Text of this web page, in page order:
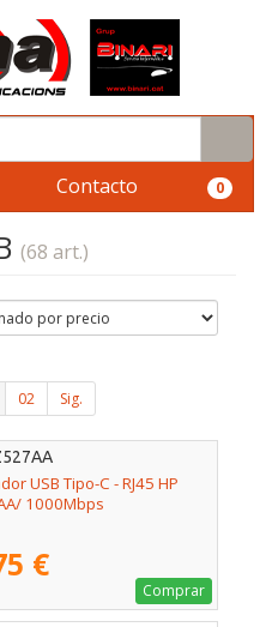
Contacto 0
(68 art.)
02 Sig.
USB Tipo-C - RJ45 HP
1000Mbps
€
Comprar